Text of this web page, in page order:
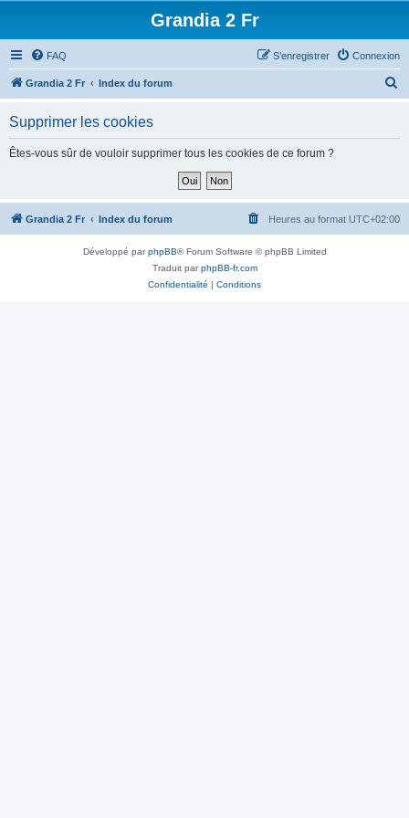
Grandia 2 Fr
FAQ Connexion
S’enregistrer
Grandia 2 Fr Index du forum
h
Supprimer les cookies
Êtes-vous sûr de vouloir supprimer tous les cookies de ce forum ?
Grandia 2 Fr Index du forum Heures au format UTC+02:00
Développé parphpBB® Forum Software © phpBB Limited
Traduit parphpBB-fr.com
Confidentialité | Conditions